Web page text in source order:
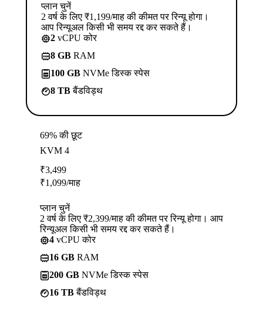
प्लान चुनें
2 वर्ष के लिए ₹1,199/माह की कीमत पर रिन्यू होगा।
आप रिन्यूअल किसी भी समय रद्द कर सकते हैं।
2 vCPU कोर
8 GB RAM
100 GB NVMe डिस्क स्पेस
8 TBबैंडविड्थ
69% की छूट
KVM 4
₹3,499
₹1,099/माह
प्लान चुनें
2 वर्ष के लिए ₹2,399/माह की कीमत पर रिन्यू होगा। आप
रिन्यूअल किसी भी समय रद्द कर सकते हैं।
4 vCPU कोर
16 GB RAM
200 GB NVMe डिस्क स्पेस
16 TBबैंडविड्थ